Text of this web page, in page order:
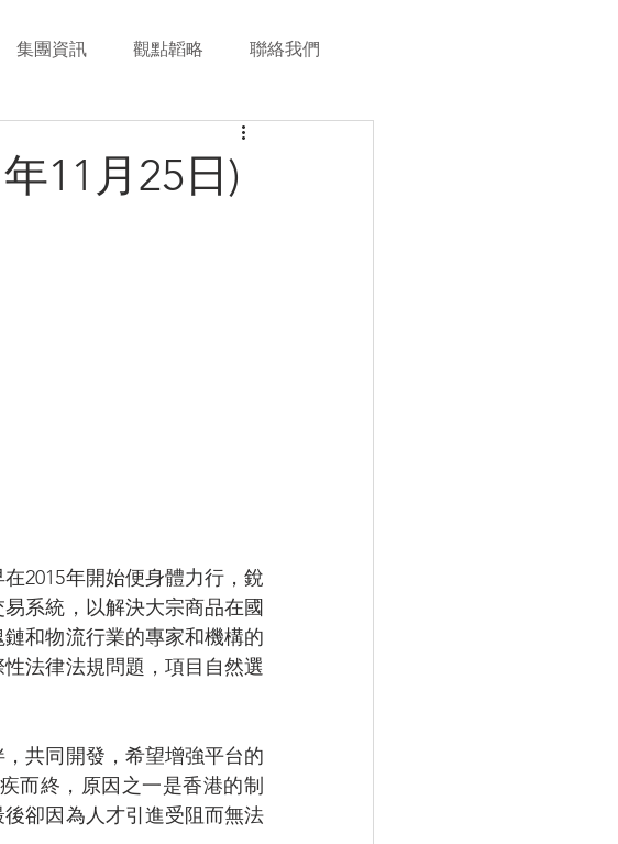
集團資訊 觀點韜略 聯絡我們
11月25日)
2015年開始便身體力行，銳
系統，以解決大宗商品在國
和物流行業的專家和機構的
法律法規問題，項目自然選
共同開發，希望增強平台的
而終，原因之一是香港的制
卻因為人才引進受阻而無法